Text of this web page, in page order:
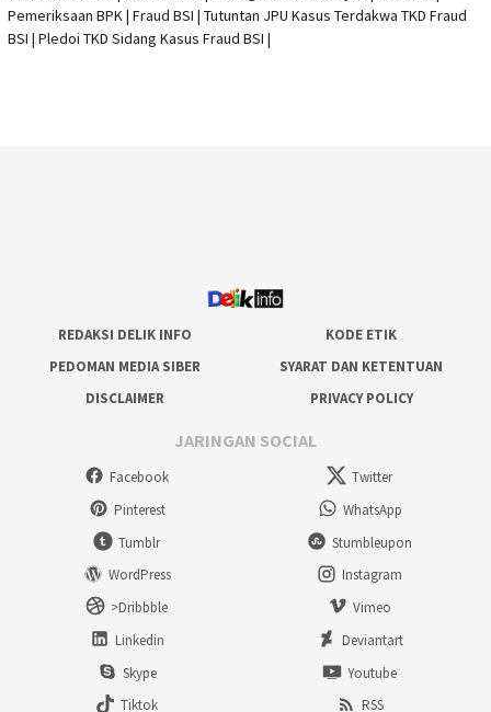
Pemeriksaan BPK | Fraud BSI | Tutuntan JPU Kasus Terdakwa TKD Fraud
BSI | Pledoi TKD Sidang Kasus Fraud BSI |
REDAKSI DELIK INFO
KODE ETIK
PEDOMAN MEDIA SIBER
SYARAT DAN KETENTUAN
DISCLAIMER
PRIVACY POLICY
JARINGAN SOCIAL
Facebook
Twitter
Pinterest
WhatsApp
Tumblr
Stumbleupon
WordPress
Instagram
>Dribbble
Vimeo
Linkedin
Deviantart
Skype
Youtube
Tiktok
RSS